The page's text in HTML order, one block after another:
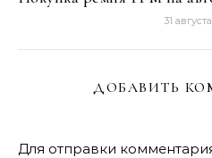
31
ДОБАВИТЬ
Для отправки